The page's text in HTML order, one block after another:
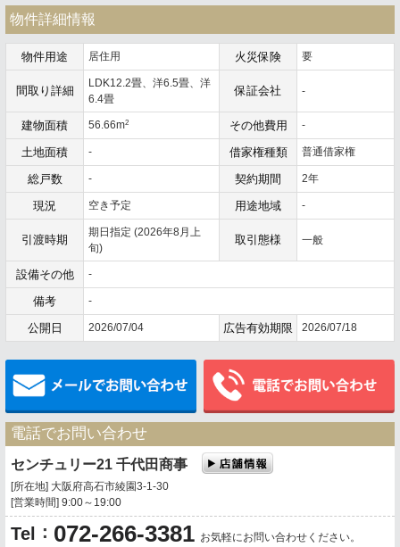
物件詳細情報
物件用途 居住用 火災保険 要
間取り詳細
LDK12.2畳、洋6.5畳、洋
6.4畳
保証会社 -
建物面積 56.66m2 その他費用 -
土地面積 - 借家権種類 普通借家権
総戸数 - 契約期間 2年
現況 空き予定 用途地域 -
引渡時期
期日指定 (2026年8月上
旬)
取引態様 一般
設備その他 -
備考 -
公開日 2026/07/04 広告有効期限 2026/07/18
メールでお問い合わせ
電話でお問い合わせ
センチュリー21 千代田商事
[所在地] 大阪府高石市綾園3-1-30
[営業時間] 9:00～19:00
Tel ： 072-266-3381 お気軽にお問い合わせください。